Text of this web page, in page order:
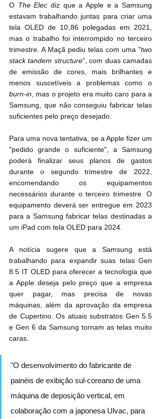
O The Elec diz que a Apple e a Samsung
estavam trabalhando juntas para criar uma
tela OLED de 10,86 polegadas em 2021,
mas o trabalho foi interrompido no terceiro
trimestre. A Maçã pediu telas com uma "two
stack tandem structure", com duas camadas
de emissão de cores, mais brilhantes e
burn-in , mas o projeto era muito caro para a
Samsung, que não conseguiu fabricar telas
suficientes pelo preço desejado.
Para uma nova tentativa, se a Apple fizer um
"pedido grande o suficiente", a Samsung
poderá finalizar seus planos de gastos
durante o segundo trimestre de 2022,
encomendando os equipamentos
necessários durante o terceiro trimestre. O
equipamento deverá ser entregue em 2023
para a Samsung fabricar telas destinadas a
um ‌iPad‌ com tela OLED para 2024.
A notícia sugere que a Samsung está
trabalhando para expandir suas telas Gen
8.5 IT OLED para oferecer a tecnologia que
a Apple deseja pelo preço que a empresa
quer pagar, mas precisa de novas
máquinas, além da aprovação da empresa
de Cupertino. Os atuais substratos Gen 5.5
e Gen 6 da Samsung tornam as telas muito
caras.
"O desenvolvimento do fabricante de
painéis de exibição sul-coreano de uma
máquina de deposição vertical, em
colaboração com a japonesa Ulvac, para